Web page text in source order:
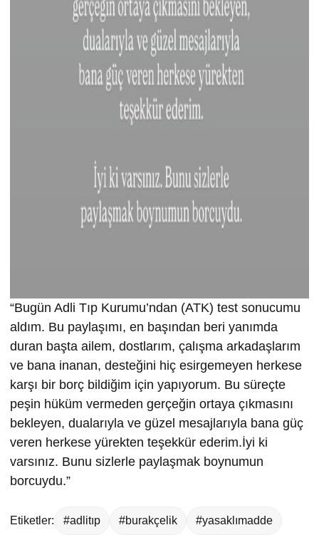
“Bugün Adli Tıp Kurumu’ndan (ATK) test sonucumu
aldım. Bu paylaşımı, en başından beri yanımda
duran başta ailem, dostlarım, çalışma arkadaşlarım
ve bana inanan, desteğini hiç esirgemeyen herkese
karşı bir borç bildiğim için yapıyorum. Bu süreçte
peşin hüküm vermeden gerçeğin ortaya çıkmasını
bekleyen, dualarıyla ve güzel mesajlarıyla bana güç
veren herkese yürekten teşekkür ederim.İyi ki
varsınız. Bunu sizlerle paylaşmak boynumun
borcuydu.”
Etiketler: #adlitıp #burakçelik #yasaklımadde